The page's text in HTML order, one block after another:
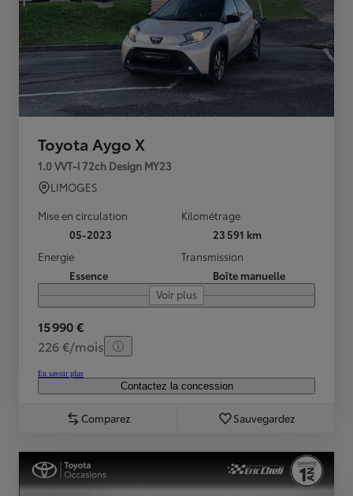
Toyota Aygo X
1.0 VVT-i 72ch Design MY23
LIMOGES
Mise en circulation
05-2023
Kilométrage
23 591 km
Energie
Essence
Transmission
Boîte manuelle
Voir plus
15 990 €
226 €/mois
En savoir plus
Contactez la concession
Comparez Sauvegardez